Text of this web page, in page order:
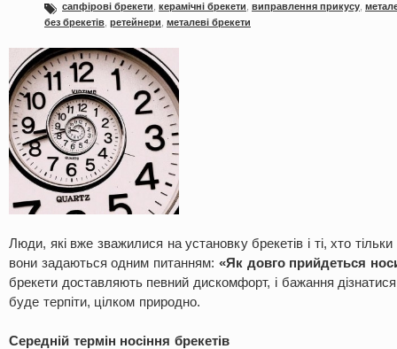
сапфірові брекети керамічні брекети виправлення прикусу
без брекетів ретейнери металеві брекети
Люди, які вже зважилися на установку брекетів і ті, хто
вони задаються одним питанням: «Як довго прийдеться
брекети доставляють певний дискомфорт, і бажання
буде терпіти, цілком природно.
Середній термін носіння брекетів